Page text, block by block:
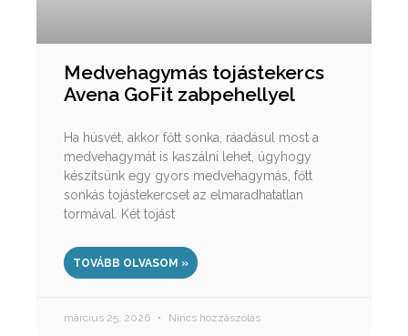
Medvehagymás tojástekercs
Avena GoFit zabpehellyel
Ha húsvét, akkor főtt sonka, ráadásul most a
medvehagymát is kaszálni lehet, úgyhogy
készítsünk egy gyors medvehagymás, főtt
sonkás tojástekercset az elmaradhatatlan
tormával. Két tojást
TOVÁBB OLVASOM »
március 25, 2026 Nincs hozzászólás